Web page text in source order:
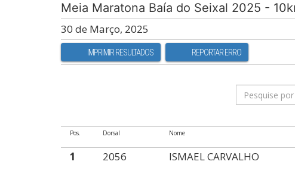
Meia Maratona Baía do Seixal 2025 -
30 de Março, 2025
IMPRIMIR RESULTADOS REPORTAR ERRO
Pos. Dorsal Nome
1 2056 ISMAEL CARVALHO